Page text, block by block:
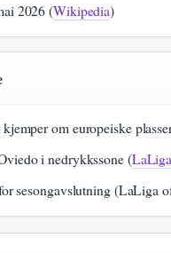
2026 (Wikipedia)
om europeiske
i nedrykkssone (
sesongavslutning (LaLiga